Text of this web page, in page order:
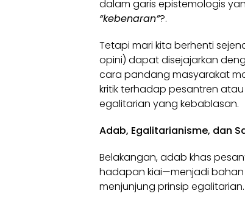
dalam garis epistemologis
“kebenaran”?.
Tetapi mari kita berhenti
opini) dapat disejajarkan
cara pandang masyarakat
kritik terhadap pesantren
egalitarian yang kebablasan.
Adab, Egalitarianisme, dan
Belakangan, adab khas
hadapan kiai—menjadi
menjunjung prinsip egalitarian.